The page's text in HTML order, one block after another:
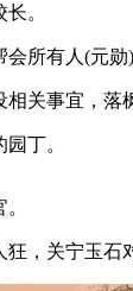
。
有人(元勋)
关事宜，落
丁。
，关宁玉石